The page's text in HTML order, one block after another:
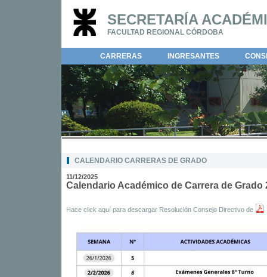
SECRETARÍA
FACULTAD REGIONAL CÓRDOBA
CARRERAS INGRESANTES
CALENDARIO CARRERAS DE GRADO
11/12/2025
Calendario Académico de Carrera de Grado
Hace click aquí para descargar Resolución Consejo Directivo de